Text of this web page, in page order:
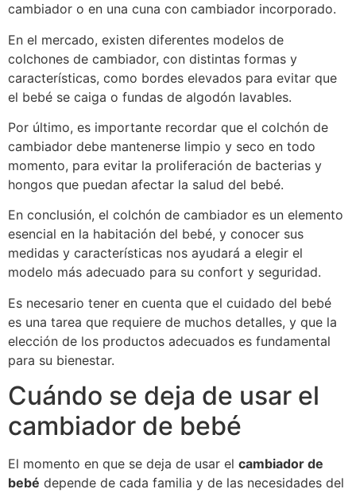
cambiador o en una cuna con cambiador incorporado.
En el mercado, existen diferentes modelos de
colchones de cambiador, con distintas formas y
características, como bordes elevados para evitar que
el bebé se caiga o fundas de algodón lavables.
Por último, es importante recordar que el colchón de
cambiador debe mantenerse limpio y seco en todo
momento, para evitar la proliferación de bacterias y
hongos que puedan afectar la salud del bebé.
En conclusión, el colchón de cambiador es un elemento
esencial en la habitación del bebé, y conocer sus
medidas y características nos ayudará a elegir el
modelo más adecuado para su confort y seguridad.
Es necesario tener en cuenta que el cuidado del bebé
es una tarea que requiere de muchos detalles, y que la
elección de los productos adecuados es fundamental
para su bienestar.
Cuándo se deja de usar el
cambiador de bebé
El momento en que se deja de usar el cambiador de
bebé depende de cada familia y de las necesidades del